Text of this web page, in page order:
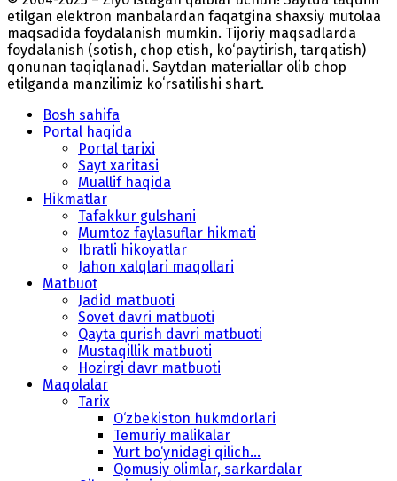
etilgan elektron manbalardan faqatgina shaxsiy mutolaa
maqsadida foydalanish mumkin. Tijoriy maqsadlarda
foydalanish (sotish, chop etish, ko‘paytirish, tarqatish)
qonunan taqiqlanadi. Saytdan materiallar olib chop
etilganda manzilimiz koʻrsatilishi shart.
Bosh sahifa
Portal haqida
Portal tarixi
Sayt xaritasi
Muallif haqida
Hikmatlar
Tafakkur gulshani
Mumtoz faylasuflar hikmati
Ibratli hikoyatlar
Jahon xalqlari maqollari
Matbuot
Jadid matbuoti
Sovet davri matbuoti
Qayta qurish davri matbuoti
Mustaqillik matbuoti
Hozirgi davr matbuoti
Maqolalar
Tarix
O‘zbekiston hukmdorlari
Temuriy malikalar
Yurt bo‘ynidagi qilich...
Qomusiy olimlar, sarkardalar